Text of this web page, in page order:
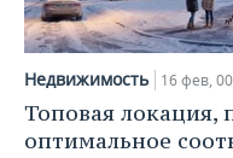
Недвижимость 16 фев,
Топовая локация,
оптимальное